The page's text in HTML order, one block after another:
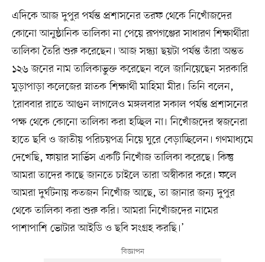
এদিকে আজ দুপুর পর্যন্ত প্রশাসনের তরফ থেকে নিখোঁজদের
কোনো আনুষ্ঠানিক তালিকা না পেয়ে রূপগঞ্জের সাধারণ শিক্ষার্থীরা
তালিকা তৈরি শুরু করেছেন। আজ সন্ধ্যা ছয়টা পর্যন্ত তাঁরা অন্তত
১২৬ জনের নাম তালিকাভুক্ত করেছেন বলে জানিয়েছেন সরকারি
মুড়াপাড়া কলেজের স্নাতক শিক্ষার্থী মাহিমা মীর। তিনি বলেন,
‘রোববার রাতে আগুন লাগলেও মঙ্গলবার সকাল পর্যন্ত প্রশাসনের
পক্ষ থেকে কোনো তালিকা করা হচ্ছিল না। নিখোঁজদের স্বজনেরা
হাতে ছবি ও জাতীয় পরিচয়পত্র নিয়ে ঘুরে বেড়াচ্ছিলেন। গণমাধ্যমে
দেখেছি, ফায়ার সার্ভিস একটি নিখোঁজ তালিকা করেছে। কিন্তু
আমরা তাদের কাছে জানতে চাইলে তারা অস্বীকার করে। ফলে
আমরা দুর্ঘটনায় কতজন নিখোঁজ আছে, তা জানার জন্য দুপুর
থেকে তালিকা করা শুরু করি। আমরা নিখোঁজদের নামের
পাশাপাশি ভোটার আইডি ও ছবি সংগ্রহ করছি।’